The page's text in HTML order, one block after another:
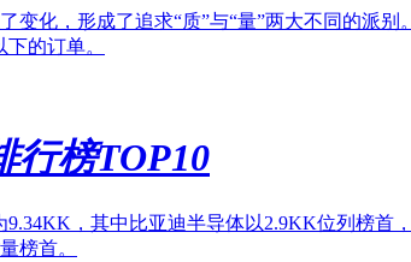
化，形成了追求“质”与“量”两大不同的派
的订单。
行榜TOP10
，其中比亚迪半导体以2.9KK位列榜
榜首。